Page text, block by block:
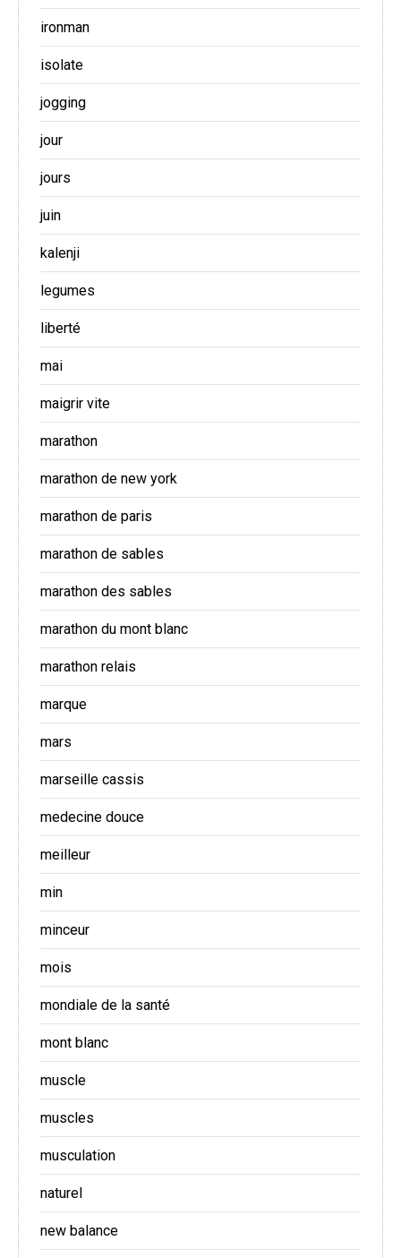
ironman
isolate
jogging
jour
jours
juin
kalenji
legumes
liberté
mai
maigrir vite
marathon
marathon de new york
marathon de paris
marathon de sables
marathon des sables
marathon du mont blanc
marathon relais
marque
mars
marseille cassis
medecine douce
meilleur
min
minceur
mois
mondiale de la santé
mont blanc
muscle
muscles
musculation
naturel
new balance